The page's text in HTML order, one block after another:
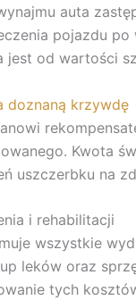
auta
pojazdu
jest od wartości
doznaną krzywdę
Kwota
uszczerbku na
i rehabilitacji
wszystkie
leków oraz
tych